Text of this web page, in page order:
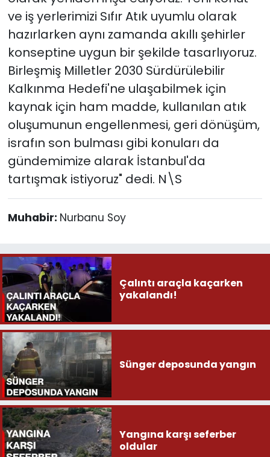
ve iş yerlerimizi Sıfır Atık uyumlu olarak
hazırlarken aynı zamanda akıllı şehirler
konseptine uygun bir şekilde tasarlıyoruz.
Birleşmiş Milletler 2030 Sürdürülebilir
Kalkınma Hedefi'ne ulaşabilmek için
kaynak için ham madde, kullanılan atık
oluşumunun engellenmesi, geri dönüşüm,
israfın son bulması gibi konuları da
gündemimize alarak İstanbul'da
tartışmak istiyoruz" dedi. N\S
Muhabir: Nurbanu Soy
Çalıntı araçla kaçarken
yakalandı!
Sünger deposunda yangın
Yangına karşı seferber
oldular